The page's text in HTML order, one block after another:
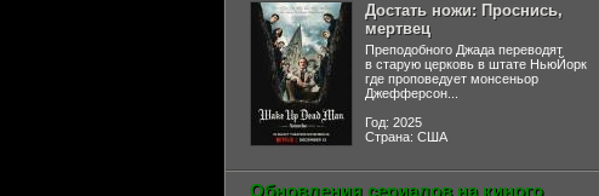
Достать ножи: Проснись,
мертвец
Преподобного Джада переводят
в старую церковь в штате НьюЙорк
где проповедует монсеньор
Джефферсон...
Год: 2025
Страна: США
Обновления сериалов на киного